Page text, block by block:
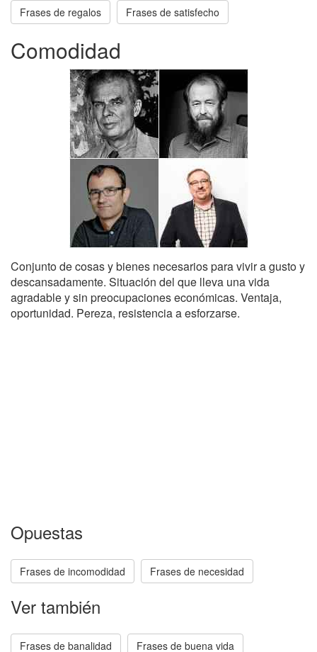
Frases de regalos Frases de satisfecho
Comodidad
Conjunto de cosas y bienes necesarios para vivir a gusto y
descansadamente. Situación del que lleva una vida
agradable y sin preocupaciones económicas. Ventaja,
oportunidad. Pereza, resistencia a esforzarse.
Opuestas
Frases de incomodidad Frases de necesidad
Ver también
Frases de banalidad Frases de buena vida